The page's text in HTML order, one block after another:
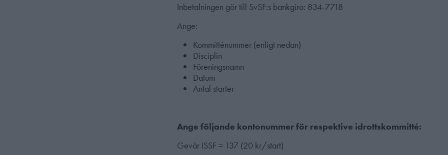
Inbetalningen gör till SvSF:s bankgiro: 834-7718
Ange:
Kommitténummer (enligt nedan)
Disciplin
Föreningsnamn
Datum
Antal starter
Ange följande kontonummer för respektive idrottskommitté:
Gevär ISSF = 137 (20 kr/start)